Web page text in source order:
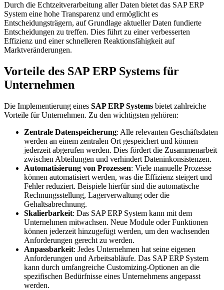
Durch die Echtzeitverarbeitung aller Daten bietet das SAP ERP
System eine hohe Transparenz und ermöglicht es
Entscheidungsträgern, auf Grundlage aktueller Daten fundierte
Entscheidungen zu treffen. Dies führt zu einer verbesserten
Effizienz und einer schnelleren Reaktionsfähigkeit auf
Marktveränderungen.
Vorteile des SAP ERP Systems für
Unternehmen
Die Implementierung eines SAP ERP Systems bietet zahlreiche
Vorteile für Unternehmen. Zu den wichtigsten gehören:
Zentrale Datenspeicherung: Alle relevanten Geschäftsdaten
werden an einem zentralen Ort gespeichert und können
jederzeit abgerufen werden. Dies fördert die Zusammenarbeit
zwischen Abteilungen und verhindert Dateninkonsistenzen.
Automatisierung von Prozessen: Viele manuelle Prozesse
können automatisiert werden, was die Effizienz steigert und
Fehler reduziert. Beispiele hierfür sind die automatische
Rechnungsstellung, Lagerverwaltung oder die
Gehaltsabrechnung.
Skalierbarkeit: Das SAP ERP System kann mit dem
Unternehmen mitwachsen. Neue Module oder Funktionen
können jederzeit hinzugefügt werden, um den wachsenden
Anforderungen gerecht zu werden.
Anpassbarkeit: Jedes Unternehmen hat seine eigenen
Anforderungen und Arbeitsabläufe. Das SAP ERP System
kann durch umfangreiche Customizing-Optionen an die
spezifischen Bedürfnisse eines Unternehmens angepasst
werden.